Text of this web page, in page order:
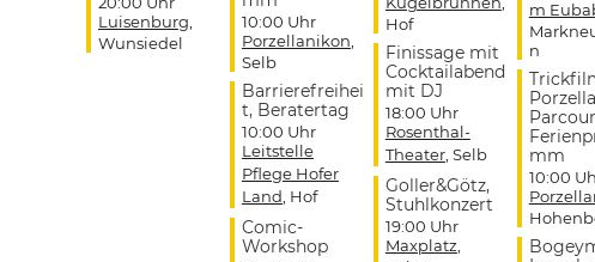
Luisenburg
Wunsiedel
10:00 Uhr
Porzellanikon
Selb
Barrierefreihei
t, Beratertag
10:00 Uhr
Leitstelle
Pflege Hofer
Land , Hof
Comic-
Workshop
Hof
Finissage mit
Cocktailabend
mit DJ
18:00 Uhr
Rosenthal-
Theater, Selb
Goller&Götz,
Stuhlkonzert
19:00 Uhr
Maxplatz
m
n
mm
10:00